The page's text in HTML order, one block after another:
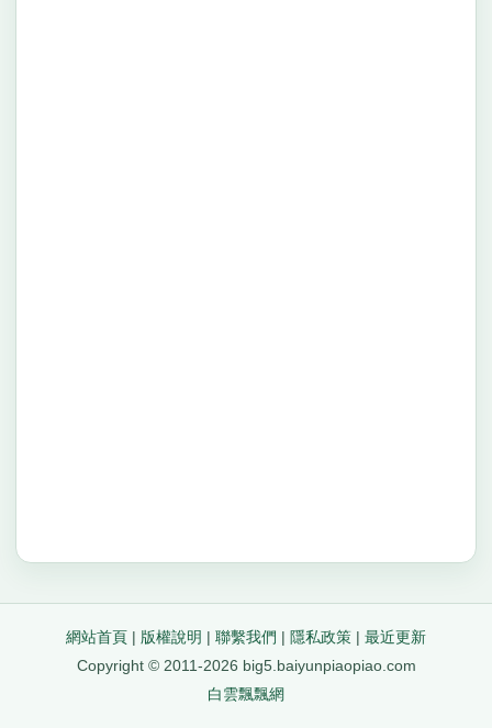
網站首頁 | 版權說明 | 聯繫我們 | 隱私政策 | 最近更新
Copyright © 2011-2026 big5.baiyunpiaopiao.com
白雲飄飄網